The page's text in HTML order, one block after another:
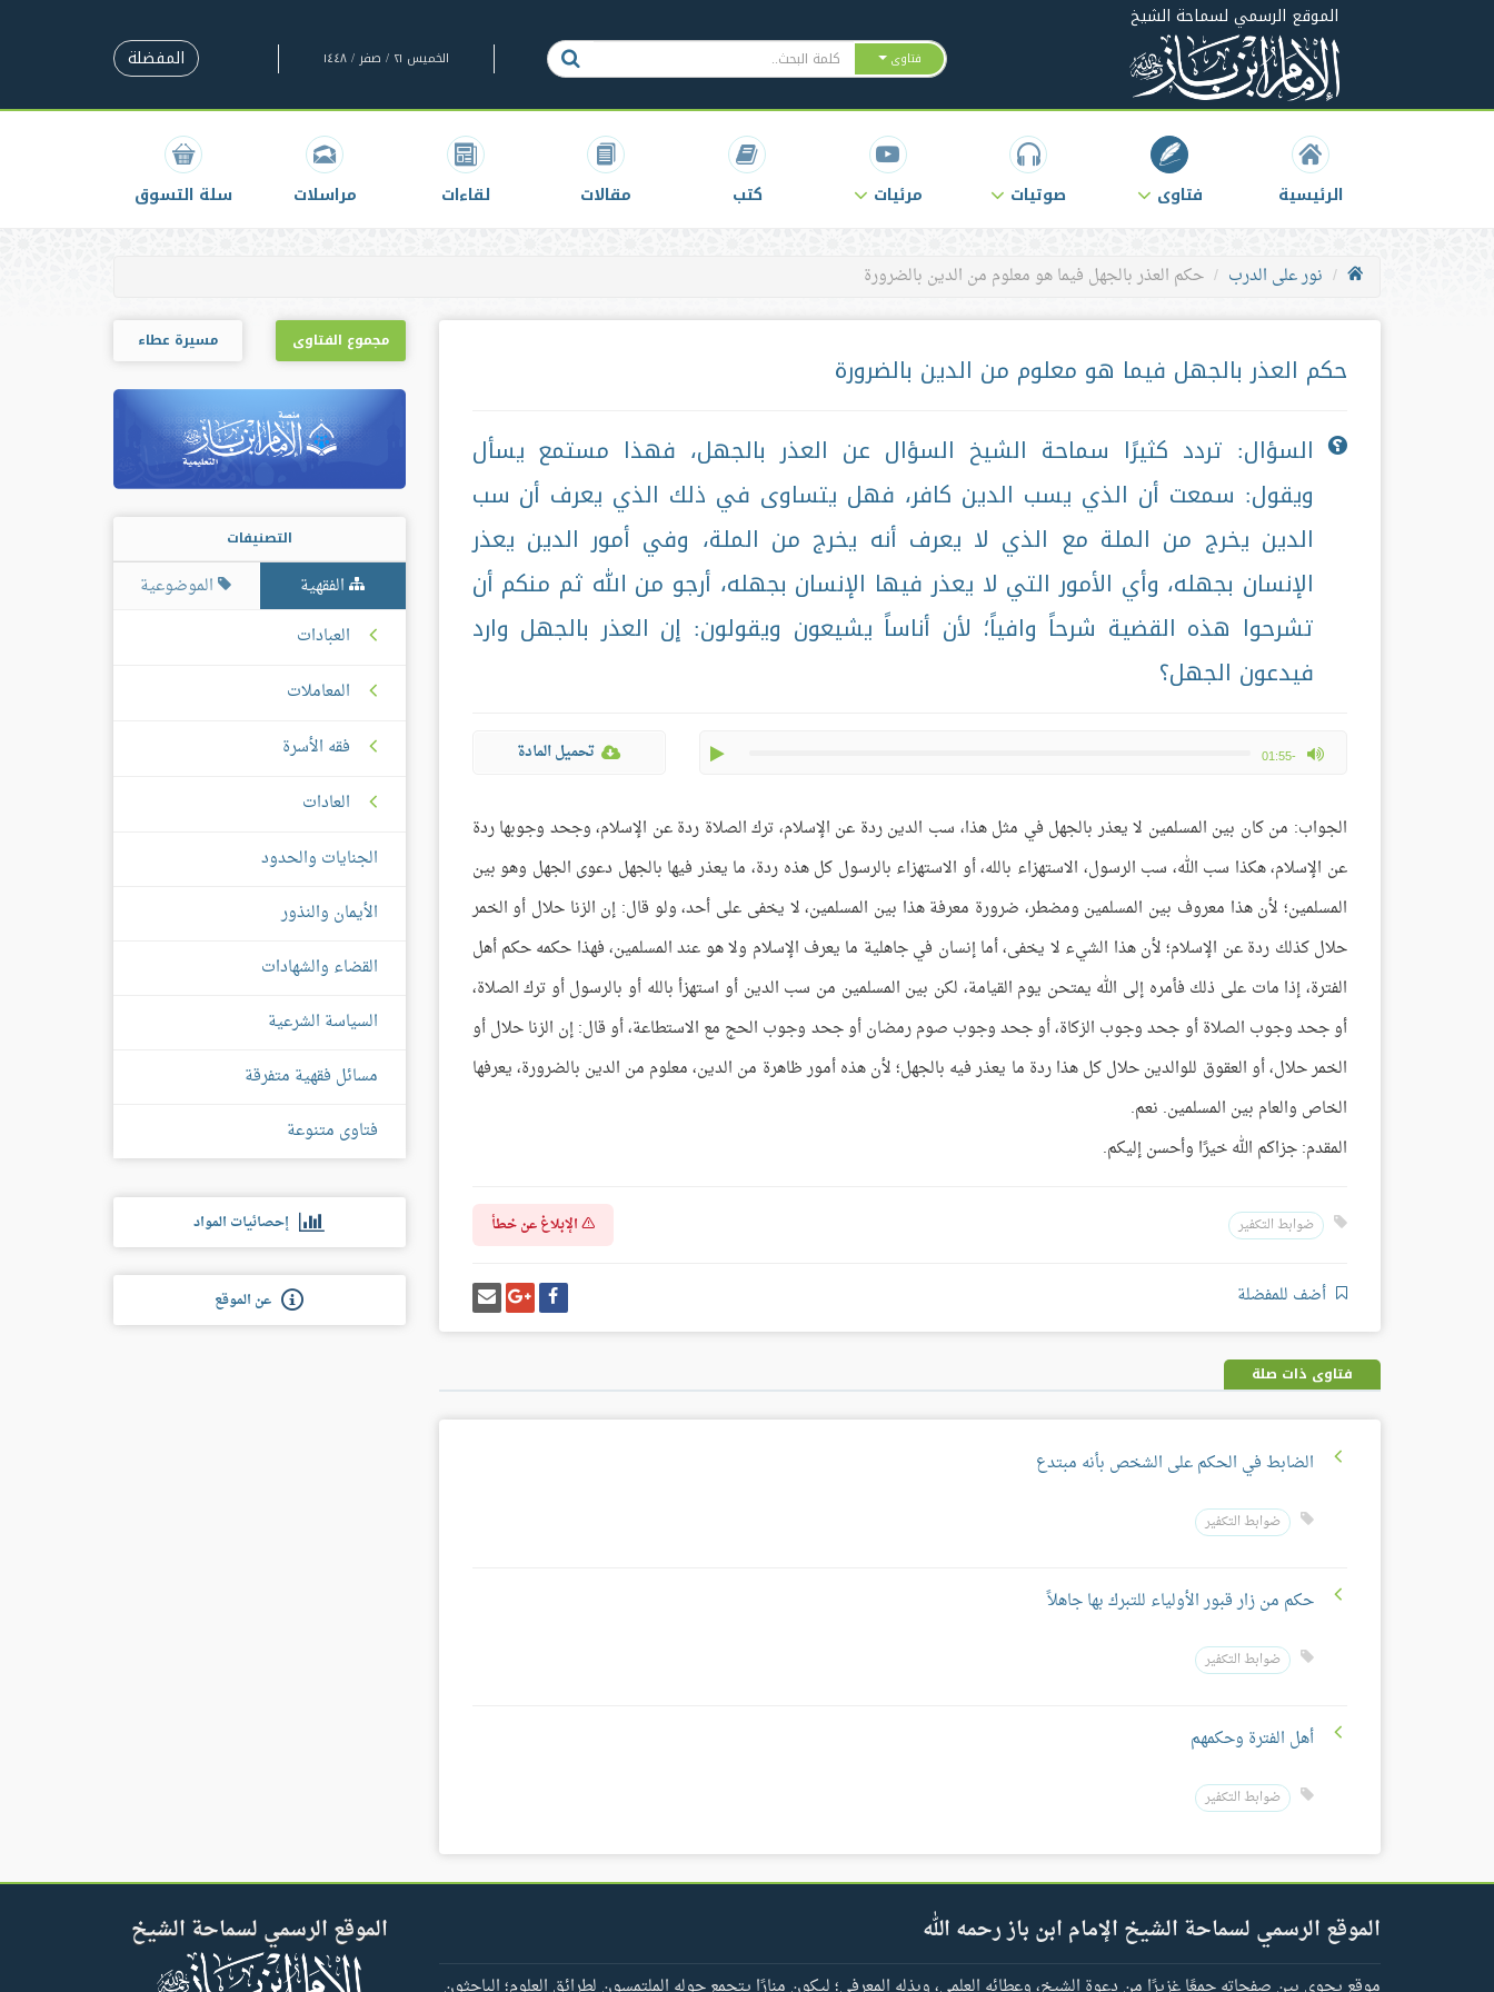
الموقع الرسمي لسماحة الشيخ
فتاوى الخميس ٢١ / صفر / ١٤٤٨ المفضلة
الرئيسية فتاوى صوتيات مرئيات كتب مقالات لقاءات مراسلات سلة التسوق
نور على الدرب حكم العذر بالجهل فيما هو معلوم من الدين بالضرورة
حكم العذر بالجهل فيما هو معلوم من الدين بالضرورة
السؤال: تردد كثيرًا سماحة الشيخ السؤال عن العذر بالجهل، فهذا مستمع يسأل
ويقول: سمعت أن الذي يسب الدين كافر، فهل يتساوى في ذلك الذي يعرف أن سب
الدين يخرج من الملة مع الذي لا يعرف أنه يخرج من الملة، وفي أمور الدين يعذر
الإنسان بجهله، وأي الأمور التي لا يعذر فيها الإنسان بجهله، أرجو من الله ثم منكم أن
تشرحوا هذه القضية شرحاً وافياً؛ لأن أناساً يشيعون ويقولون: إن العذر بالجهل وارد
فيدعون الجهل؟
-01:55
max volume تحميل المادة
الجواب: من كان بين المسلمين لا يعذر بالجهل في مثل هذا، سب الدين ردة عن الإسلام، ترك الصلاة ردة عن الإسلام، وجحد وجوبها ردة
عن الإسلام، هكذا سب الله، سب الرسول، الاستهزاء بالله، أو الاستهزاء بالرسول كل هذه ردة، ما يعذر فيها بالجهل دعوى الجهل وهو بين
المسلمين؛ لأن هذا معروف بين المسلمين ومضطر، ضرورة معرفة هذا بين المسلمين، لا يخفى على أحد، ولو قال: إن الزنا حلال أو الخمر
حلال كذلك ردة عن الإسلام؛ لأن هذا الشيء لا يخفى، أما إنسان في جاهلية ما يعرف الإسلام ولا هو عند المسلمين، فهذا حكمه حكم أهل
الفترة، إذا مات على ذلك فأمره إلى الله يمتحن يوم القيامة، لكن بين المسلمين من سب الدين أو استهزأ بالله أو بالرسول أو ترك الصلاة،
أو جحد وجوب الصلاة أو جحد وجوب الزكاة، أو جحد وجوب صوم رمضان أو جحد وجوب الحج مع الاستطاعة، أو قال: إن الزنا حلال أو
الخمر حلال، أو العقوق للوالدين حلال كل هذا ردة ما يعذر فيه بالجهل؛ لأن هذه أمور ظاهرة من الدين، معلوم من الدين بالضرورة، يعرفها
الخاص والعام بين المسلمين. نعم.
المقدم: جزاكم الله خيرًا وأحسن إليكم.
ضوابط التكفير الإبلاغ عن خطأ
أضف للمفضلة شارك
على
فيسبوك
شارك
على
غوغل
بلس
إرسل
إيميل
فتاوى ذات صلة
الضابط في الحكم على الشخص بأنه مبتدع
ضوابط التكفير
حكم من زار قبور الأولياء للتبرك بها جاهلاً
ضوابط التكفير
أهل الفترة وحكمهم
ضوابط التكفير
مجموع الفتاوى مسيرة عطاء
التصنيفات
الفقهية
الموضوعية
العبادات
المعاملات
فقه الأسرة
العادات
الجنايات والحدود
الأيمان والنذور
القضاء والشهادات
السياسة الشرعية
مسائل فقهية متفرقة
فتاوى متنوعة
إحصائيات المواد
عن الموقع
الموقع الرسمي لسماحة الشيخ الإمام ابن باز رحمه الله الموقع الرسمي لسماحة الشيخ